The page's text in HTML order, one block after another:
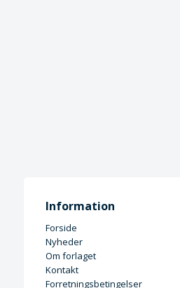
Information
Forside
Nyheder
Om forlaget
Kontakt
Forretningsbetingelser